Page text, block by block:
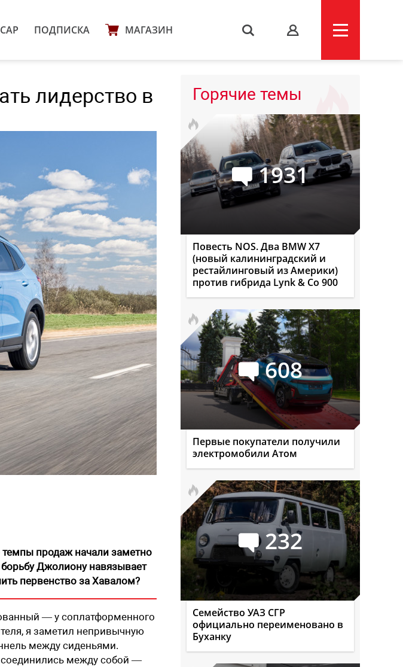
ПОДПИСКА МАГАЗИН s
лидерство в
темпы продаж начали заметно
Джолиону навязывает
первенство за Хавалом?
— у соплатформенного
я заметил непривычную
между сиденьями.
соединились между собой —
Горячие темы
1931
Повесть NOS. Два BMW X7
(новый калининградский и
рестайлинговый из Америки)
против гибрида Lynk & Co 900
608
Первые покупатели получили
электромобили Атом
232
Семейство УАЗ СГР
официально переименовано в
Буханку